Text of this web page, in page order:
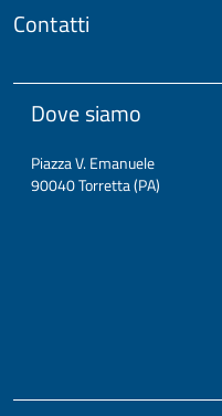
Contatti
Dove siamo
Piazza V. Emanuele
90040 Torretta (PA)